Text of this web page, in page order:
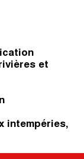
et
intempéries,